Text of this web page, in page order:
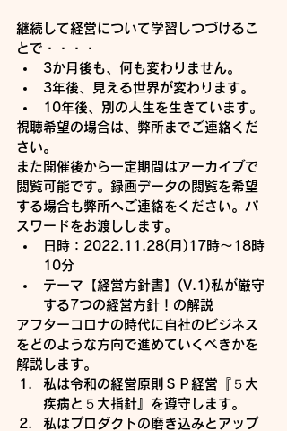
継続して経営について学習しつづけるこ
とで・・・・
3か月後も、何も変わりません。
3年後、見える世界が変わります。
10年後、別の人生を生きています。
視聴希望の場合は、弊所までご連絡くだ
さい。
また開催後から一定期間はアーカイブで
閲覧可能です。録画データの閲覧を希望
する場合も弊所へご連絡をください。パ
スワードをお渡しします。
日時：2022.11.28(月)17時～18時
10分
テーマ【経営方針書】(V.1)私が厳守
する7つの経営方針！の解説
アフターコロナの時代に自社のビジネス
をどのような方向で進めていくべきかを
解説します。
私は令和の経営原則ＳＰ経営『５大
疾病と５大指針』を遵守します。
私はプロダクトの磨き込みとアップ